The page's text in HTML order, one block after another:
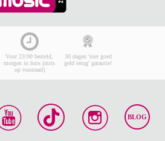
Voor 23:00 besteld,
morgen in huis (mits
op voorraad)
30 dagen 'niet goed
geld terug' garantie!
BLOG